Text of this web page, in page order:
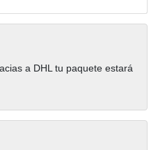
a DHL tu paquete estará